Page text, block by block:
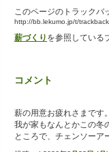
このページのトラックバ
http://bb.lekumo.jp/t/
薪づくり を参照している
コメント
薪の用意お疲れさまです。
我が家もなんとかこの冬
ところで、チェンソーア